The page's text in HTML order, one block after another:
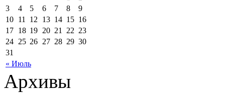
« Июль
3
4 5 6 7 8
9
10 11 12 13 14 15 16
17 18 19 20 21 22 23
24 25 26 27 28 29 30
31
Архивы